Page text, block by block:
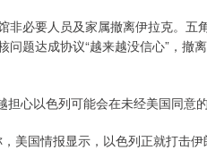
必要人员及家属撤离伊拉克。五
题达成协议“越来越没信心”，撤
以色列可能会在未经美国同意的
国情报显示，以色列正就打击伊